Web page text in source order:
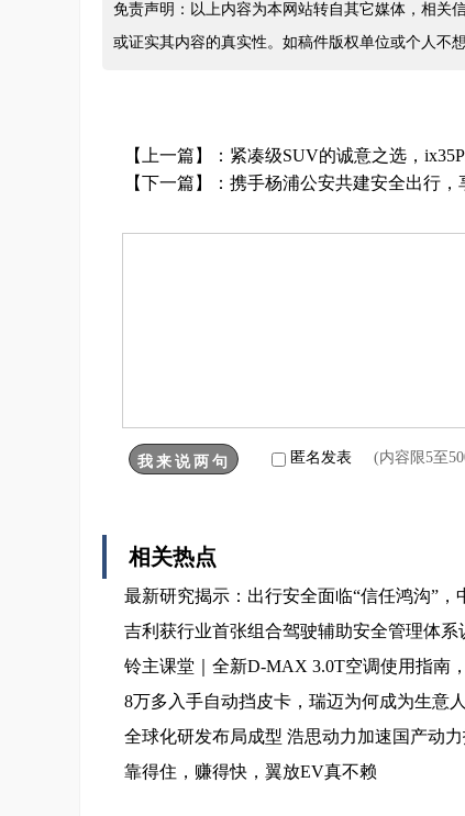
免责声明：以上内容为本网站转自其它媒体，相关
或证实其内容的真实性。如稿件版权单位或个人不
【上一篇】： 紧凑级SUV的诚意之选，
【下一篇】： 携手杨浦公安共建安全出行
匿名发表 (内容限5至
相关热点
最新研究揭示：出行安全面临“信任鸿沟”，
吉利获行业首张组合驾驶辅助安全管理体系
铃主课堂｜全新D-MAX 3.0T空调使用指南
8万多入手自动挡皮卡，瑞迈为何成为生意
全球化研发布局成型 浩思动力加速国产动
靠得住，赚得快，翼放EV真不赖